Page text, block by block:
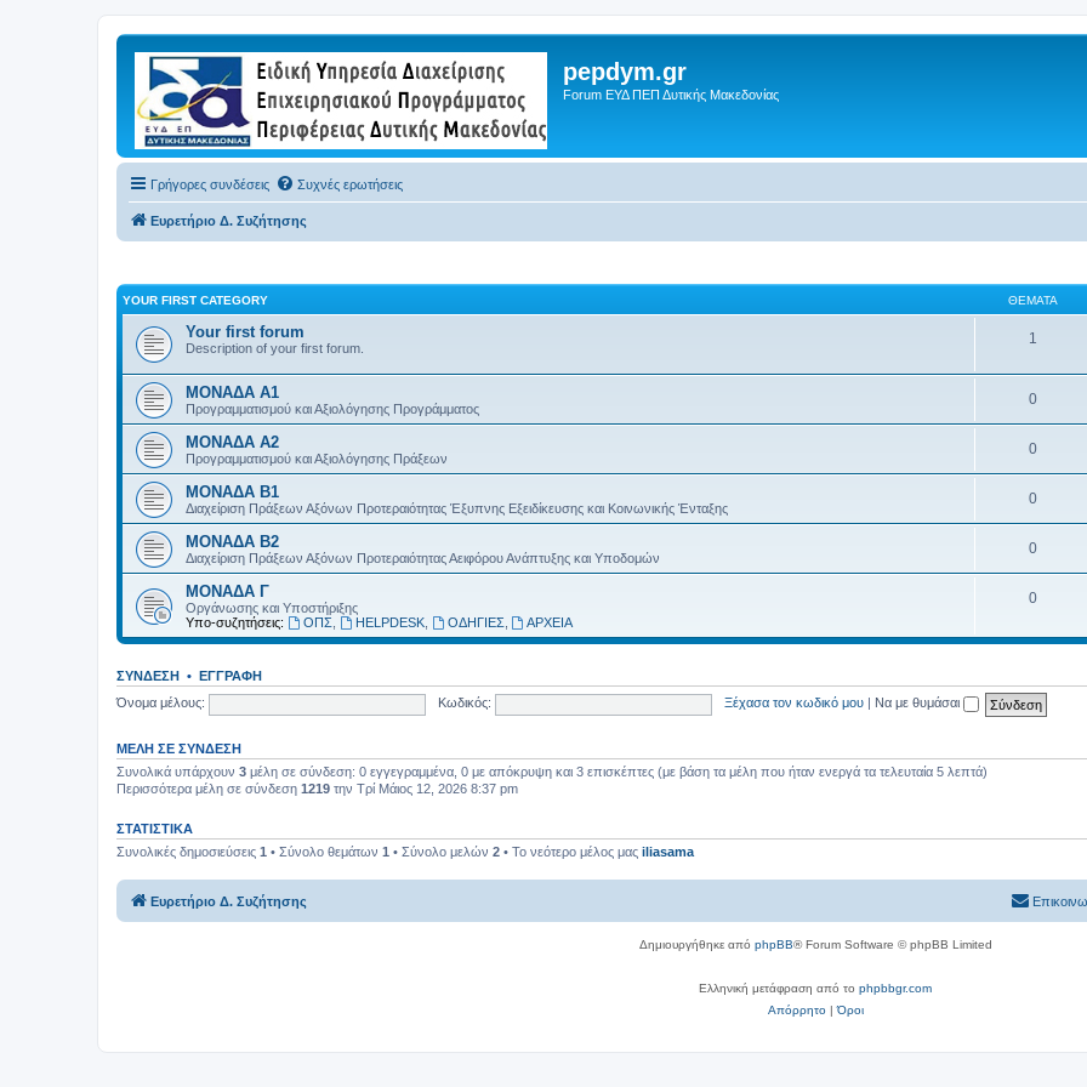
pepdym.gr
Forum ΕΥΔ ΠΕΠ Δυτικής Μακεδονίας
Γρήγορες συνδέσεις Συχνές ερωτήσεις
Ευρετήριο Δ. Συζήτησης
YOUR FIRST CATEGORY ΘΈΜΑΤΑ
Your first forum
Description of your first forum.
1
ΜΟΝΑΔΑ Α1
Προγραμματισμού και Αξιολόγησης Προγράμματος
0
ΜΟΝΑΔΑ Α2
Προγραμματισμού και Αξιολόγησης Πράξεων
0
ΜΟΝΑΔΑ Β1
Διαχείριση Πράξεων Αξόνων Προτεραιότητας Έξυπνης Εξειδίκευσης και Κοινωνικής Ένταξης
0
ΜΟΝΑΔΑ Β2
Διαχείριση Πράξεων Αξόνων Προτεραιότητας Αειφόρου Ανάπτυξης και Υποδομών
0
ΜΟΝΑΔΑ Γ
Οργάνωσης και Υποστήριξης
Υπο-συζητήσεις:
ΟΠΣ HELPDESK, ΟΔΗΓΙΕΣ ΑΡΧΕΙΑ
0
ΣΎΝΔΕΣΗ • ΕΓΓΡΑΦΉ
Όνομα μέλους:
Κωδικός: Ξέχασα τον κωδικό μου Να με θυμάσαι
ΜΈΛΗ ΣΕ ΣΎΝΔΕΣΗ
Συνολικά υπάρχουν 3 μέλη σε σύνδεση: 0 εγγεγραμμένα, 0 με απόκρυψη και 3 επισκέπτες (με βάση τα μέλη που ήταν ενεργά τα τελευταία 5 λεπτά)
Περισσότερα μέλη σε σύνδεση 1219 την Τρί Μάιος 12, 2026 8:37 pm
ΣΤΑΤΙΣΤΙΚΆ
Συνολικές δημοσιεύσεις 1 • Σύνολο θεμάτων 1 • Σύνολο μελών 2 • Το νεότερο μέλος μας iliasama
Ευρετήριο Δ. Συζήτησης
Δημιουργήθηκε από phpBB® Forum Software © phpBB Limited
Ελληνική μετάφραση από το phpbbgr.com
Απόρρητο|Όροι